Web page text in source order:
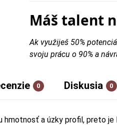
Máš talent
Ak využiješ 50%
svoju prácu o 90% a
0 Diskusia 0
hmotnosť a úzky profil, preto